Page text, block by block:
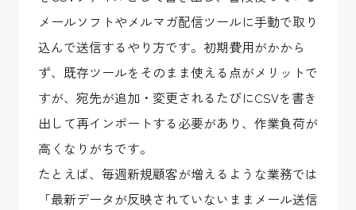
メールソフトやメルマガ配信ツールに手動で取り
込んで送信するやり方です。初期費用がかから
ず、既存ツールをそのまま使える点がメリットで
すが、宛先が追加・変更されるたびにCSVを書き
出して再インポートする必要があり、作業負荷が
高くなりがちです。
たとえば、毎週新規顧客が増えるような業務では
「最新データが反映されていないままメール送信